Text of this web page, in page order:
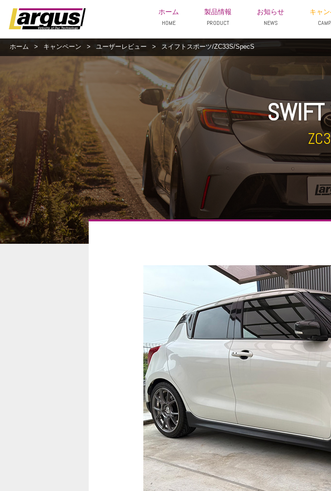
ホーム
HOME
製品情報
PRODUCT
お知らせ
NEWS
キャ
ホーム > キャンペーン > ユーザーレビュー > スイフトスポーツ/ZC33S/SpecS
SWIFT